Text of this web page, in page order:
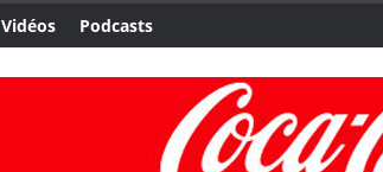
Vidéos Podcasts